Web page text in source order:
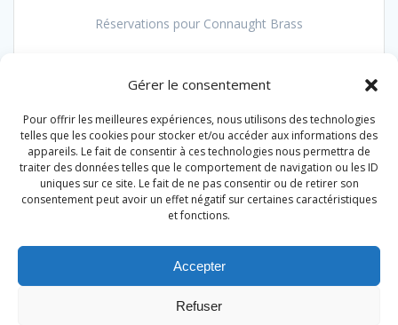
Gérer le consentement
Pour offrir les meilleures expériences, nous utilisons des technologies
telles que les cookies pour stocker et/ou accéder aux informations des
appareils. Le fait de consentir à ces technologies nous permettra de
traiter des données telles que le comportement de navigation ou les ID
uniques sur ce site. Le fait de ne pas consentir ou de retirer son
consentement peut avoir un effet négatif sur certaines caractéristiques
et fonctions.
Accepter
Refuser
Réservations pour Connaught Brass
Navigation
de
Précédent : Article
précédent
:
Les
travaux au cloître dans la
Dépêche du Midi
Suivant : Article
suivant
:
Revue de presse
juillet 2025